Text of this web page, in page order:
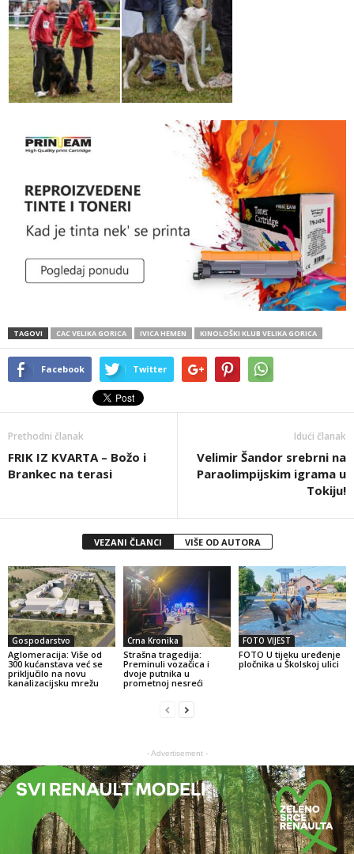
TAGOVI CAC VELIKA GORICA IVICA HEMEN KINOLOŠKI KLUB VELIKA GORICA
Facebook Twitter
Prethodni članak
FRIK IZ KVARTA – Božo i
Brankec na terasi
Idući članak
Velimir Šandor srebrni na
Paraolimpijskim igrama u
Tokiju!
VEZANI ČLANCI VIŠE OD AUTORA
Gospodarstvo
Aglomeracija: Više od
300 kućanstava već se
priključilo na novu
kanalizacijsku mrežu
Crna Kronika
Strašna tragedija:
Preminuli vozačica i
dvoje putnika u
prometnoj nesreći
FOTO VIJEST
FOTO U tijeku uređenje
pločnika u Školskoj ulici
- Advertisement -